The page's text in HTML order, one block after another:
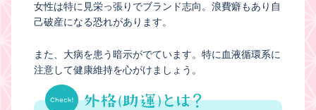
女性は特に見栄っ張りでブランド志向。浪費癖もあり自
己破産になる恐れがあります。
また、大病を患う暗示がでています。特に血液循環系に
注意して健康維持を心がけましょう。